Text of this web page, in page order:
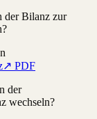
der Bilanz zur
↗ PDF
der
wechseln?